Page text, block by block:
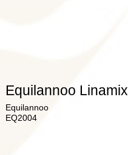
Equilannoo Linamix
Equilannoo
EQ2004